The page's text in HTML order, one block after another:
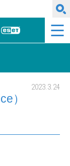
株式会社
キュリティ情報局
ESET
2023.3.24
）